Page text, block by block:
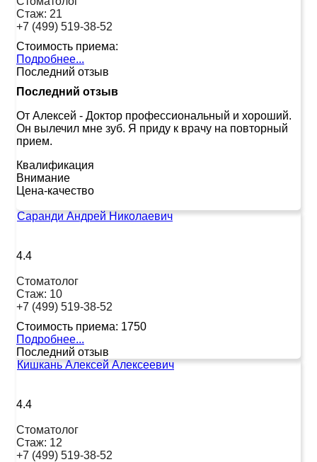
Стаж: 21
+7 (499) 519-38-52
Стоимость приема:
Подробнее...
Последний отзыв
Последний отзыв
От Алексей - Доктор профессиональный и хороший.
Он вылечил мне зуб. Я приду к врачу на повторный
прием.
Квалификация
Внимание
Цена-качество
Саранди Андрей Николаевич
4.4
Стоматолог
Стаж: 10
+7 (499) 519-38-52
Стоимость приема: 1750
Подробнее...
Последний отзыв
Кишкань Алексей Алексеевич
4.4
Стоматолог
Стаж: 12
+7 (499) 519-38-52